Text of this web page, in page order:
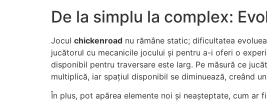
De la simplu la complex:
Jocul chickenroad nu rămâne static; dificultatea
jucătorul cu mecanicile jocului și pentru a-i oferi o
disponibil pentru traversare este larg. Pe măsură ce
multiplică, iar spațiul disponibil se diminuează, creând
În plus, pot apărea elemente noi și neașteptate, cum ar